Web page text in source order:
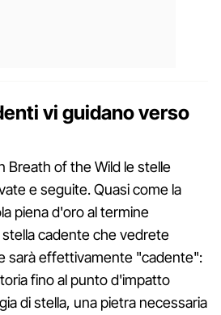
vi guidano verso
Breath of the Wild le stelle
e seguite. Quasi come la
piena d'oro al termine
cadente che vedrete
sarà effettivamente "cadente":
fino al punto d'impatto
di stella, una pietra necessaria